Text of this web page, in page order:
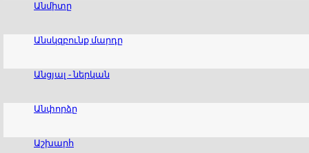
Անմիտը
Անսկզբունք մարդը
Անցյալ - ներկան
Անփորձը
Աշխարհ